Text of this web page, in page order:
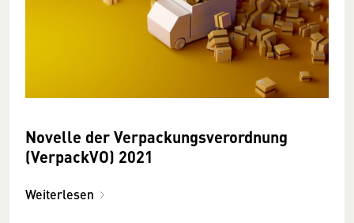
Novelle der Verpackungsverordnung
(VerpackVO) 2021
Weiterlesen